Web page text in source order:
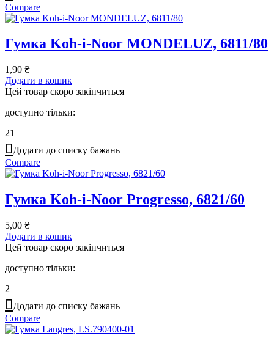
Compare
Гумка Koh-i-Noor MONDELUZ, 6811/80
1,90 ₴
Додати в кошик
Цей товар скоро закінчиться
доступно тільки:
21
Додати до списку бажань
Compare
Гумка Koh-i-Noor Progresso, 6821/60
5,00 ₴
Додати в кошик
Цей товар скоро закінчиться
доступно тільки:
2
Додати до списку бажань
Compare